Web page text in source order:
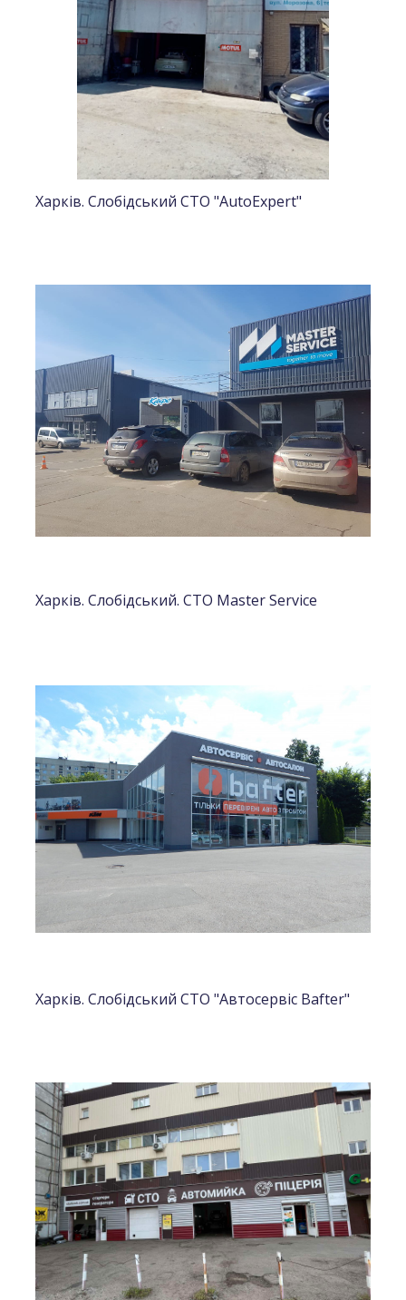
Харків. Слобідський СТО "AutoExpert"
Харків. Слобідський. СТО Master Service
Харків. Слобідський СТО "Автосервіс Bafter"